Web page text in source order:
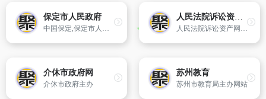
保定市人民政府
中国保定,保定市人民政府,中国保定政府门户网站
人民法院诉讼资产网
人民法院诉讼资产网是由中华人民共和国高人民法院司法行政装备管理局主办,网站设置了诉讼资产动态、政策法规、项目中心、竞价大厅、标的介绍、评估专栏、拍卖专栏、中介机构专区等栏目。投资人可登陆人民法院诉讼资产网按照帮助流程点击相应的闪烁按钮,模拟完成整个网上交易流程。
介休市政府网
介休市政府主办
苏州教育
苏州市教育局主办网站